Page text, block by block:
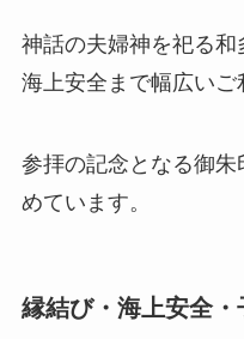
神話の夫婦神を祀る
海上安全まで幅広いご
参拝の記念となる御
めています。
縁結び・海上安全